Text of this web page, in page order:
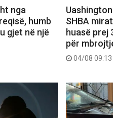
nga
humb
gjet në një
SHBA
huasë prej
për
04/08 09:13